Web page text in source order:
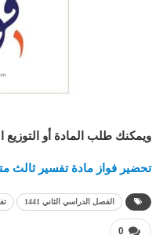
ويمكنك طلب المادة أو التوزيع
تحضير فواز مادة تفسير ثالث
الفصل الدراسي الثاني 1441
0